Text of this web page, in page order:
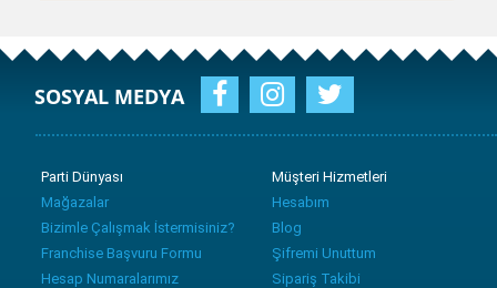
SOSYAL MEDYA
Parti Dünyası
Mağazalar
Bizimle Çalışmak İstermisiniz?
Franchise Başvuru Formu
Hesap Numaralarımız
Müşteri Hizmetleri
Hesabım
Blog
Şifremi Unuttum
Sipariş Takibi